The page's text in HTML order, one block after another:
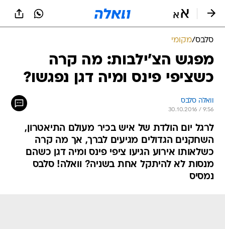
סלבס/מקומי
מפגש הצ'ילבות: מה קרה
כשציפי פינס ומיה דגן נפגשו?
וואלה סלבס
30.10.2016 / 9:56
לרגל יום הולדת של איש בכיר מעולם התיאטרון,
השחקנים הגדולים מגיעים לברך, אך מה קרה
כשלאותו אירוע הגיעו ציפי פינס ומיה דגן כשהם
מנסות לא להיתקל אחת בשניה? וואלה! סלבס
נמסיס